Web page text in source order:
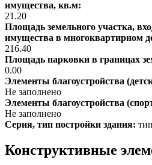
имущества, кв.м:
21.20
Площадь земельного участка,
имущества в многоквартирном
216.40
Площадь парковки в границах
0.00
Элементы благоустройства
Не заполнено
Элементы благоустройства
Не заполнено
Серия, тип постройки здания:
Конструктивные